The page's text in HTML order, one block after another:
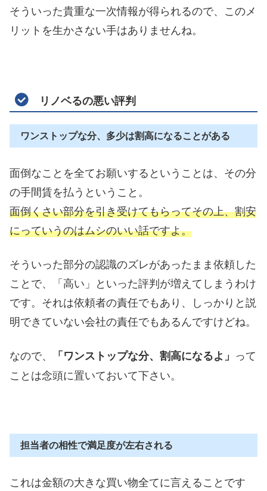
そういった貴重な一次情報が得られるので、このメ
リットを生かさない手はありませんね。
リノベるの悪い評判
ワンストップな分、多少は割高になることがある
面倒なことを全てお願いするということは、その分
の手間賃を払うということ。
面倒くさい部分を引き受けてもらってその上、割安
にっていうのはムシのいい話ですよ。
そういった部分の認識のズレがあったまま依頼した
ことで、「高い」といった評判が増えてしまうわけ
です。それは依頼者の責任でもあり、しっかりと説
明できていない会社の責任でもあるんですけどね。
なので、 「ワンストップな分、割高になるよ」 って
ことは念頭に置いておいて下さい。
担当者の相性で満足度が左右される
これは金額の大きな買い物全てに言えることです